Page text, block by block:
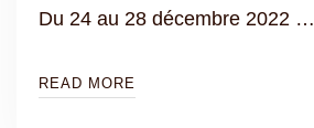
Du 24 au 28 décembre 2022 …
READ MORE